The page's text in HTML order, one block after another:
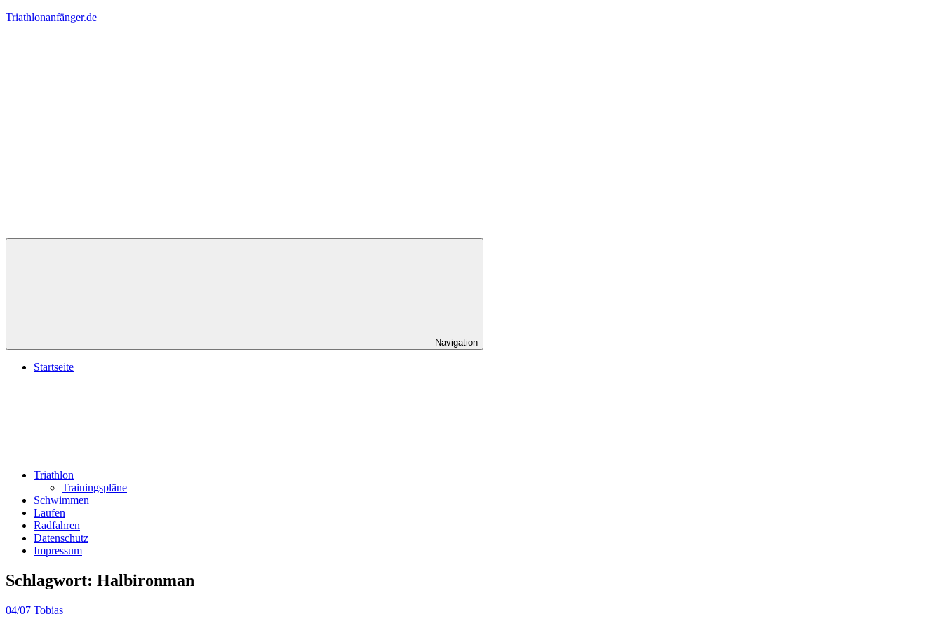
Zum
Triathlonanfänger.de
Navigation
Startseite
Triathlon
Trainingspläne
Schwimmen
Laufen
Radfahren
Datenschutz
Impressum
Schlagwort: Halbironman
04/07 Tobias